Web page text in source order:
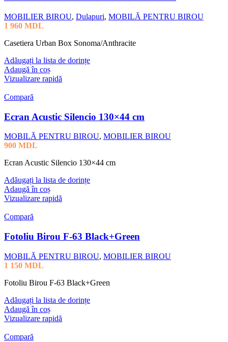
MOBILIER BIROU, Dulapuri, MOBILĂ PENTRU BIROU
1 960 MDL
Casetiera Urban Box Sonoma/Anthracite
Adăugați la lista de dorințe
Adaugă în coș
Vizualizare rapidă
Compară
Ecran Acustic Silencio 130×44 cm
MOBILĂ PENTRU BIROU, MOBILIER BIROU
900 MDL
Ecran Acustic Silencio 130×44 cm
Adăugați la lista de dorințe
Adaugă în coș
Vizualizare rapidă
Compară
Fotoliu Birou F-63 Black+Green
MOBILĂ PENTRU BIROU, MOBILIER BIROU
1 150 MDL
Fotoliu Birou F-63 Black+Green
Adăugați la lista de dorințe
Adaugă în coș
Vizualizare rapidă
Compară